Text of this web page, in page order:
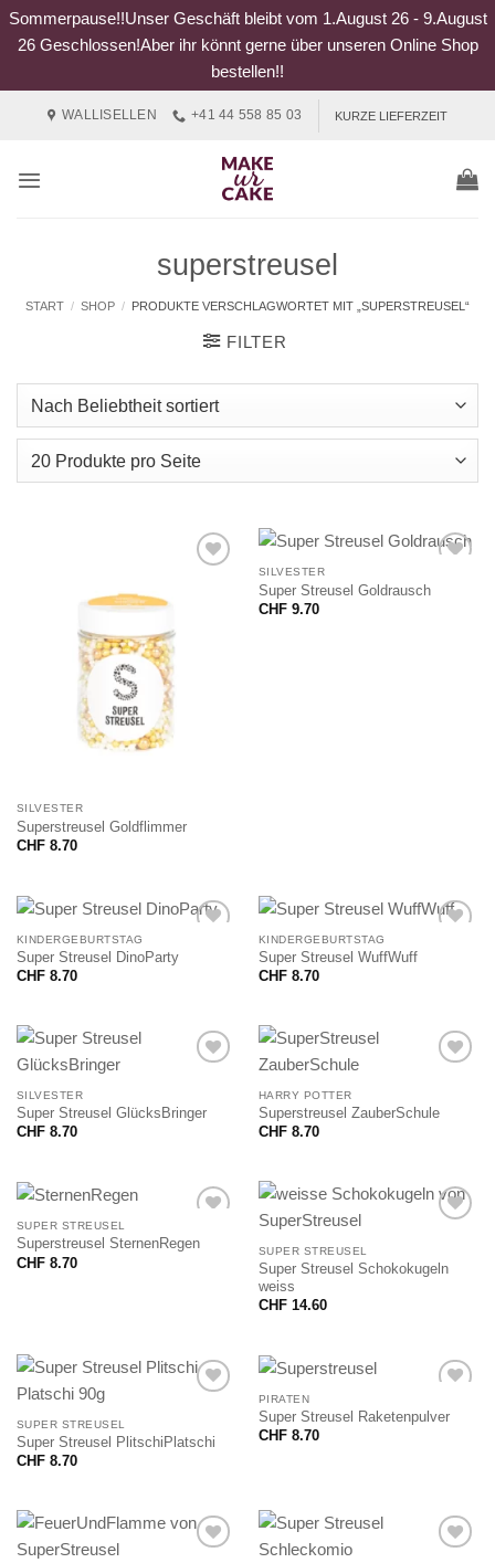
Sommerpause!!Unser Geschäft bleibt vom 1.August 26 - 9.August
26 Geschlossen!Aber ihr könnt gerne über unseren Online Shop
bestellen!!
WALLISELLEN +41 44 558 85 03 KURZE LIEFERZEIT
superstreusel
START / SHOP / PRODUKTE VERSCHLAGWORTET MIT „SUPERSTREUSEL“
FILTER
SILVESTER
Superstreusel Goldflimmer
CHF8.70
SILVESTER
Super Streusel Goldrausch
CHF9.70
KINDERGEBURTSTAG
Super Streusel DinoParty
CHF8.70
KINDERGEBURTSTAG
Super Streusel WuffWuff
CHF8.70
SILVESTER
Super Streusel GlücksBringer
CHF8.70
HARRY POTTER
Superstreusel ZauberSchule
CHF8.70
SUPER STREUSEL
Superstreusel SternenRegen
CHF8.70
SUPER STREUSEL
Super Streusel Schokokugeln
weiss
CHF14.60
SUPER STREUSEL
Super Streusel PlitschiPlatschi
CHF8.70
PIRATEN
Super Streusel Raketenpulver
CHF8.70